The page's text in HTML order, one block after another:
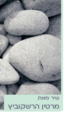
שיר מאת
מרטין הרשקוביץ